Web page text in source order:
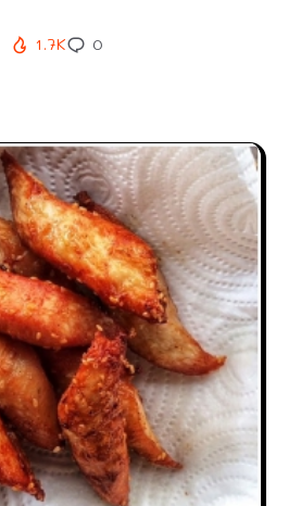
1.7K 0